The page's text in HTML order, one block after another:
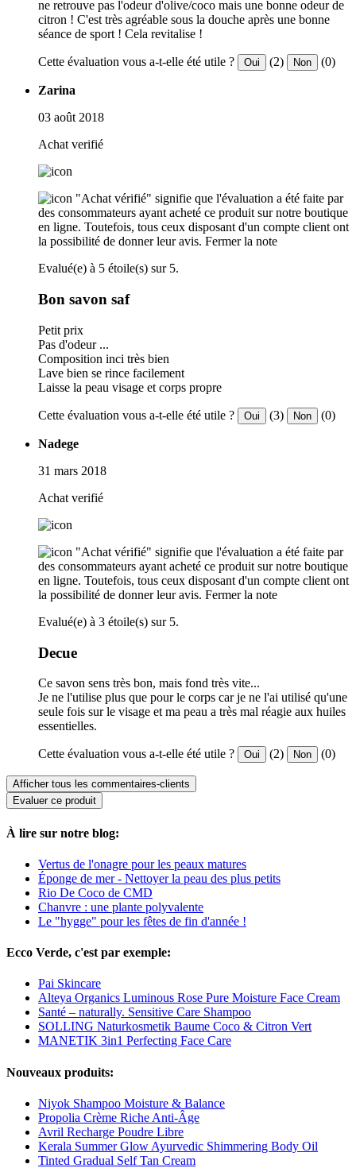
ne retrouve pas l'odeur d'olive/coco mais une bonne odeur de
citron ! C'est très agréable sous la douche après une bonne
séance de sport ! Cela revitalise !
Cette évaluation vous a-t-elle été utile ? Oui (2) Non (0)
Zarina
03 août 2018
Achat verifié
"Achat vérifié" signifie que l'évaluation a été faite par
des consommateurs ayant acheté ce produit sur notre boutique
en ligne. Toutefois, tous ceux disposant d'un compte client ont
la possibilité de donner leur avis. Fermer la note
Evalué(e) à 5 étoile(s) sur 5.
Bon savon saf
Petit prix
Pas d'odeur ...
Composition inci très bien
Lave bien se rince facilement
Laisse la peau visage et corps propre
Cette évaluation vous a-t-elle été utile ? Oui (3) Non (0)
Nadege
31 mars 2018
Achat verifié
"Achat vérifié" signifie que l'évaluation a été faite par
des consommateurs ayant acheté ce produit sur notre boutique
en ligne. Toutefois, tous ceux disposant d'un compte client ont
la possibilité de donner leur avis. Fermer la note
Evalué(e) à 3 étoile(s) sur 5.
Decue
Ce savon sens très bon, mais fond très vite...
Je ne l'utilise plus que pour le corps car je ne l'ai utilisé qu'une
seule fois sur le visage et ma peau a très mal réagie aux huiles
essentielles.
Cette évaluation vous a-t-elle été utile ? Oui (2) Non (0)
Afficher tous les commentaires-clients
Evaluer ce produit
À lire sur notre blog:
Vertus de l'onagre pour les peaux matures
Éponge de mer - Nettoyer la peau des plus petits
Rio De Coco de CMD
Chanvre : une plante polyvalente
Le "hygge" pour les fêtes de fin d'année !
Ecco Verde, c'est par exemple:
Pai Skincare
Alteya Organics Luminous Rose Pure Moisture Face Cream
Santé – naturally. Sensitive Care Shampoo
SOLLING Naturkosmetik Baume Coco & Citron Vert
MANETIK 3in1 Perfecting Face Care
Nouveaux produits:
Niyok Shampoo Moisture & Balance
Propolia Crème Riche Anti-Âge
Avril Recharge Poudre Libre
Kerala Summer Glow Ayurvedic Shimmering Body Oil
Tinted Gradual Self Tan Cream